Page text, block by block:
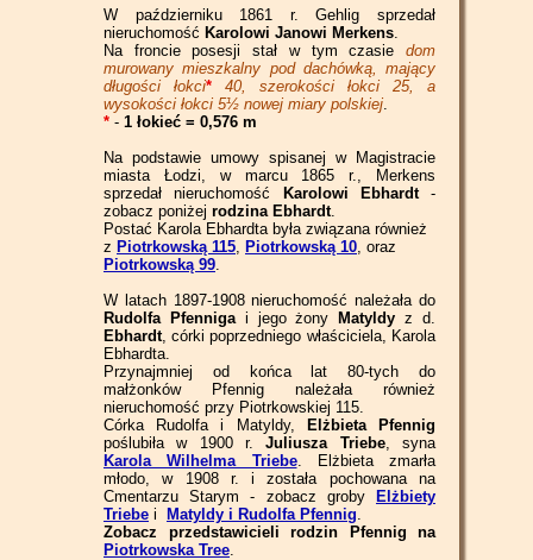
W październiku 1861 r. Gehlig sprzedał
nieruchomość Karolowi Janowi Merkens.
Na froncie posesji stał w tym czasie dom
murowany mieszkalny pod dachówką, mający
długości łokci* 40, szerokości łokci 25, a
wysokości łokci 5½ nowej miary polskiej.
* - 1 łokieć = 0,576 m
Na podstawie umowy spisanej w Magistracie
miasta Łodzi, w marcu 1865 r., Merkens
sprzedał nieruchomość
Karolowi Ebhardt-
zobacz poniżej rodzina Ebhardt.
Postać Karola Ebhardta była związana również
z Piotrkowską 115, Piotrkowską 10, oraz
Piotrkowską 99.
W latach 1897-1908 nieruchomość należała do
Rudolfa Pfennigai jego żony Matyldyz d.
Ebhardt, córki poprzedniego właściciela, Karola
Ebhardta.
Przynajmniej od końca lat 80-tych do
małżonków Pfennig należała również
nieruchomość przy Piotrkowskiej 115.
Córka Rudolfa i Matyldy,
Elżbieta Pfennig
poślubiła w 1900 r.Juliusza Triebe, syna
Karola Wilhelma Triebe. Elżbieta zmarła
młodo, w 1908 r. i została pochowana na
Cmentarzu Starym - zobacz groby
Elżbiety
Triebe i Matyldy i Rudolfa Pfennig.
Zobacz przedstawicieli rodzin Pfennig na
Piotrkowska Tree.